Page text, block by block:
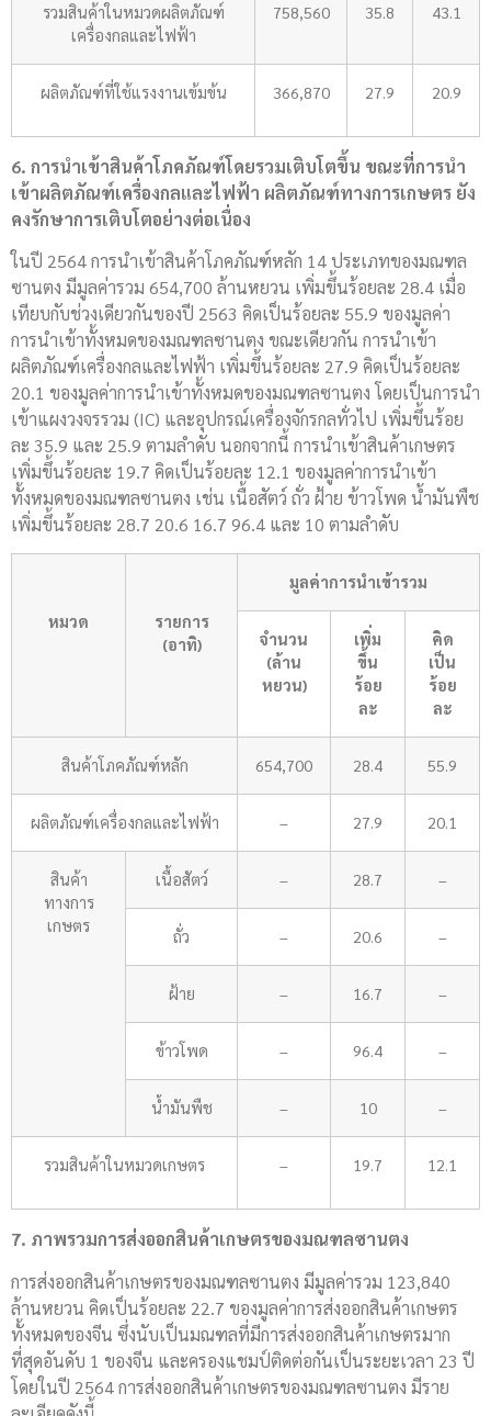
รวมสินค้าในหมวดผลิตภัณฑ์
เครื่องกลและไฟฟ้า
758,560 35.8 43.1
ผลิตภัณฑ์ที่ใช้แรงงานเข้มข้น 366,870 27.9 20.9
6. การนำเข้าสินค้าโภคภัณฑ์โดยรวมเติบโตขึ้น ขณะที่การนำ
เข้าผลิตภัณฑ์เครื่องกลและไฟฟ้า ผลิตภัณฑ์ทางการเกษตร ยัง
คงรักษาการเติบโตอย่างต่อเนื่อง
ในปี 2564 การนำเข้าสินค้าโภคภัณฑ์หลัก 14 ประเภทของมณฑล
ซานตง มีมูลค่ารวม 654,700 ล้านหยวน เพิ่มขึ้นร้อยละ 28.4 เมื่อ
เทียบกับช่วงเดียวกันของปี 2563 คิดเป็นร้อยละ 55.9 ของมูลค่า
การนำเข้าทั้งหมดของมณฑลซานตง ขณะเดียวกัน การนำเข้า
ผลิตภัณฑ์เครื่องกลและไฟฟ้า เพิ่มขึ้นร้อยละ 27.9 คิดเป็นร้อยละ
20.1 ของมูลค่าการนำเข้าทั้งหมดของมณฑลซานตง โดยเป็นการนำ
เข้าแผงวงจรรวม (IC) และอุปกรณ์เครื่องจักรกลทั่วไป เพิ่มขึ้นร้อย
ละ 35.9 และ 25.9 ตามลำดับ นอกจากนี้ การนำเข้าสินค้าเกษตร
เพิ่มขึ้นร้อยละ 19.7 คิดเป็นร้อยละ 12.1 ของมูลค่าการนำเข้า
ทั้งหมดของมณฑลซานตง เช่น เนื้อสัตว์ ถั่ว ฝ้าย ข้าวโพด น้ำมันพืช
เพิ่มขึ้นร้อยละ 28.7 20.6 16.7 96.4 และ 10 ตามลำดับ
หมวด
รายการ
(อาทิ)
มูลค่าการนำเข้ารวม
จำนวน
(ล้าน
หยวน)
เพิ่ม
ขึ้น
ร้อย
ละ
คิด
เป็น
ร้อย
ละ
สินค้าโภคภัณฑ์หลัก 654,700 28.4 55.9
ผลิตภัณฑ์เครื่องกลและไฟฟ้า – 27.9 20.1
สินค้า
ทางการ
เกษตร
เนื้อสัตว์ – 28.7 –
ถั่ว – 20.6 –
ฝ้าย – 16.7 –
ข้าวโพด – 96.4 –
น้ำมันพืช – 10 –
รวมสินค้าในหมวดเกษตร – 19.7 12.1
7. ภาพรวมการส่งออกสินค้าเกษตรของมณฑลซานตง
การส่งออกสินค้าเกษตรของมณฑลซานตง มีมูลค่ารวม 123,840
ล้านหยวน คิดเป็นร้อยละ 22.7 ของมูลค่าการส่งออกสินค้าเกษตร
ทั้งหมดของจีน ซึ่งนับเป็นมณฑลที่มีการส่งออกสินค้าเกษตรมาก
ที่สุดอันดับ 1 ของจีน และครองแชมป์ติดต่อกันเป็นระยะเวลา 23 ปี
โดยในปี 2564 การส่งออกสินค้าเกษตรของมณฑลซานตง มีราย